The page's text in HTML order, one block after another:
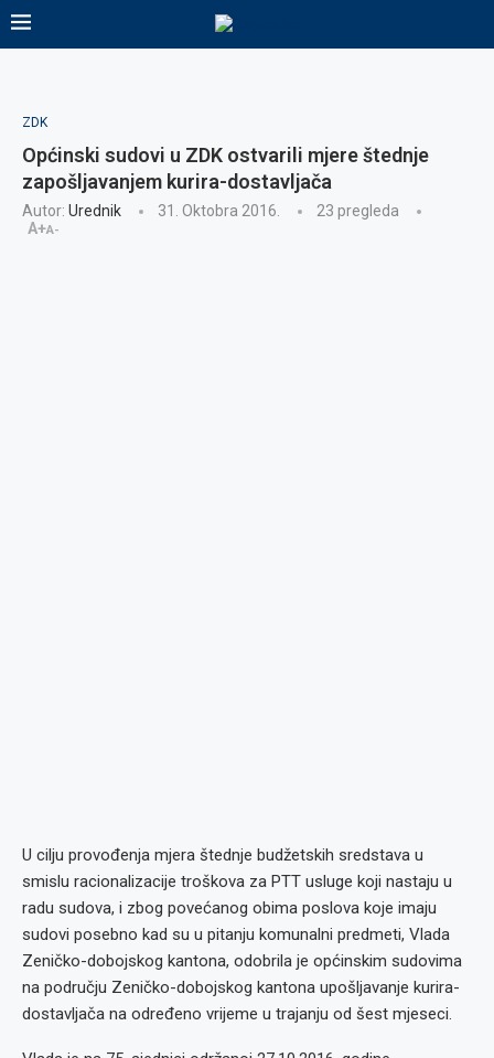
ZDK
Općinski sudovi u ZDK ostvarili mjere štednje
zapošljavanjem kurira-dostavljača
Autor: Urednik 31. Oktobra 2016. 23 pregleda
A+A-
U cilju provođenja mjera štednje budžetskih sredstava u
smislu racionalizacije troškova za PTT usluge koji nastaju u
radu sudova, i zbog povećanog obima poslova koje imaju
sudovi posebno kad su u pitanju komunalni predmeti, Vlada
Zeničko-dobojskog kantona, odobrila je općinskim sudovima
na području Zeničko-dobojskog kantona upošljavanje kurira-
dostavljača na određeno vrijeme u trajanju od šest mjeseci.